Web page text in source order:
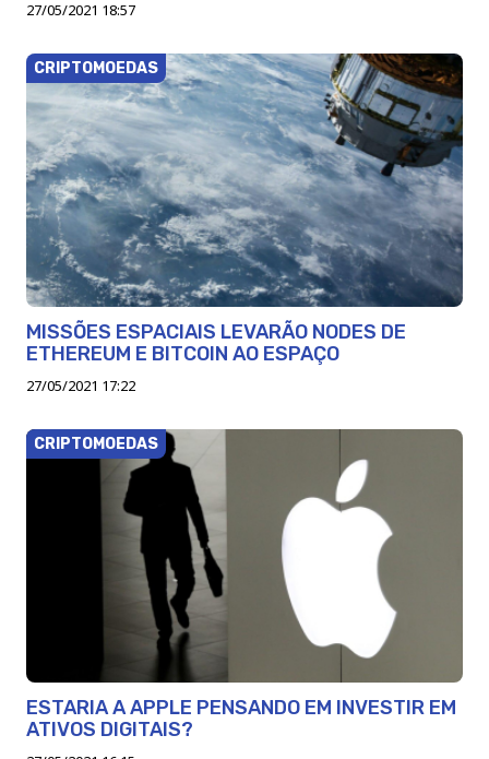
27/05/2021 18:57
CRIPTOMOEDAS
MISSÕES ESPACIAIS LEVARÃO NODES DE
ETHEREUM E BITCOIN AO ESPAÇO
27/05/2021 17:22
CRIPTOMOEDAS
ESTARIA A APPLE PENSANDO EM INVESTIR EM
ATIVOS DIGITAIS?